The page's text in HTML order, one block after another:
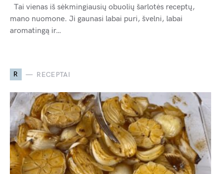
Tai vienas iš sėkmingiausių obuolių šarlotės receptų,
mano nuomone. Ji gaunasi labai puri, švelni, labai
aromatingą ir…
R RECEPTAI